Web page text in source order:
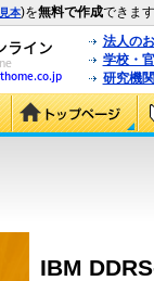
見本)を無料で作成できます
法人の
学校・
研究機
IBM